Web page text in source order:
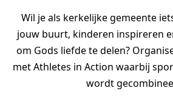
AGAPÈ STUDENTLIFE
ATHLETES IN ACTION
Wil je als kerkelijke gemeente
jouw buurt, kinderen inspireren
om Gods liefde te delen?
met Athletes in Action waarbij
wordt